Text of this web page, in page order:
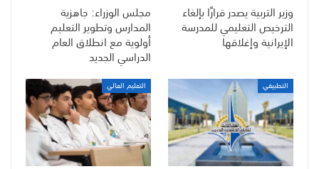
وزير التربية يصدر قرارًا بإلغاء
الترخيص التعليمي للمدرسة
الإيرانية وإغلاقها
مجلس الوزراء: جاهزية
المدارس وتطوير التعليم
أولوية مع انطلاق العام
الدراسي الجديد
التطبيقي التعليم العالي